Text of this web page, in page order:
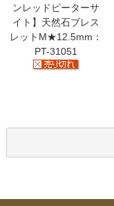
ンレッドピーターサ
イト】天然石ブレス
レットM★12.5mm：
PT-31051